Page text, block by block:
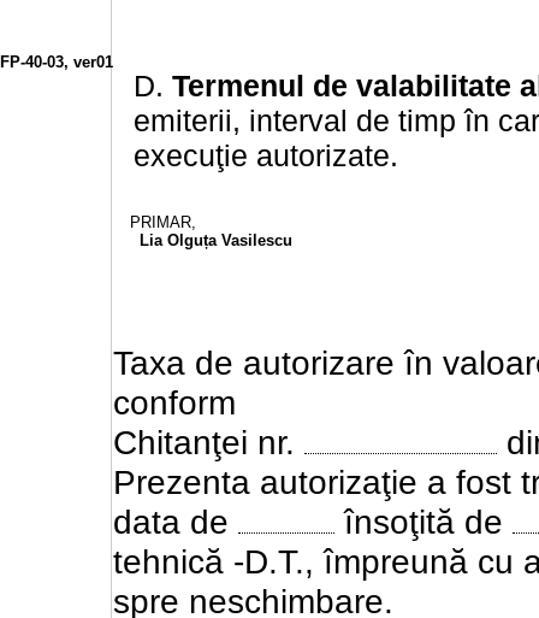
FP-40-03, ver01
D. Termenul de valabilitate
emiterii, interval de timp în
execuţie autorizate.
PRIMAR,
Lia Olguța Vasilescu
Taxa de autorizare în
conform
Chitanţei nr.
Prezenta autorizaţie a fost
data de
însoţită de
tehnică -D.T., împreună cu
spre neschimbare.